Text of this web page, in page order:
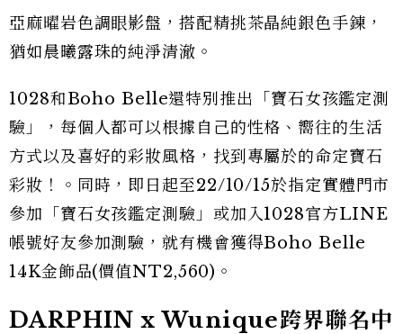
亞麻曜岩色調眼影盤，搭配精挑茶晶純銀色手鍊，
猶如晨曦露珠的純淨清澈。
1028和Boho Belle還特別推出「寶石女孩鑑定測
驗」，每個人都可以根據自己的性格、嚮往的生活
方式以及喜好的彩妝風格，找到專屬於的命定寶石
彩妝！。同時，即日起至22/10/15於指定實體門市
參加「寶石女孩鑑定測驗」或加入1028官方LINE
帳號好友參加測驗，就有機會獲得Boho Belle
14K金飾品(價值NT2,560)。
DARPHIN x Wunique跨界聯名中